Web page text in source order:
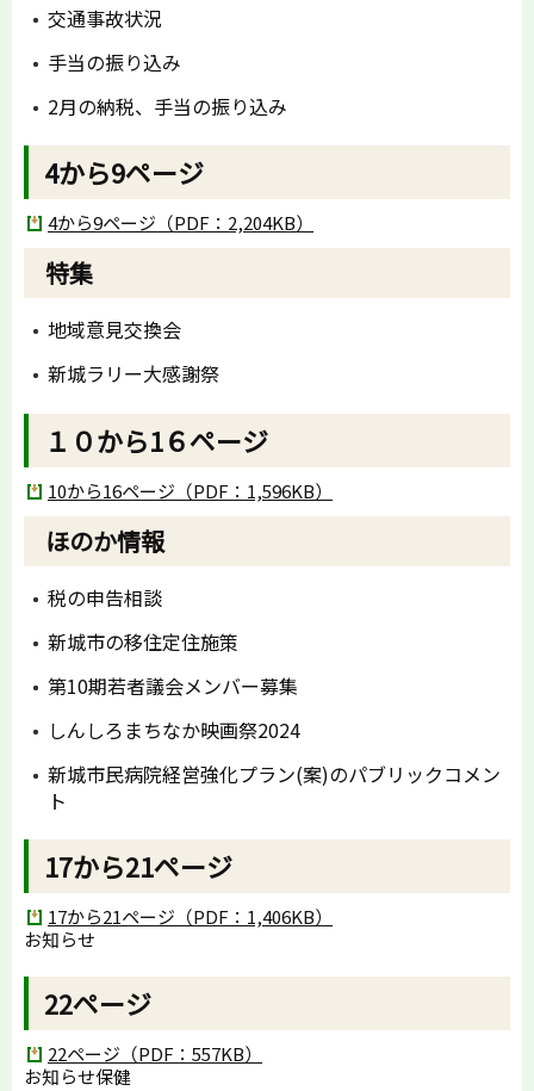
交通事故状況
手当の振り込み
2月の納税、手当の振り込み
4から9ページ
4から9ページ（PDF：2,204KB）
特集
地域意見交換会
新城ラリー大感謝祭
１０から1６ページ
10から16ページ（PDF：1,596KB）
ほのか情報
税の申告相談
新城市の移住定住施策
第10期若者議会メンバー募集
しんしろまちなか映画祭2024
新城市民病院経営強化プラン(案)のパブリックコメン
ト
17から21ページ
17から21ページ（PDF：1,406KB）
お知らせ
22ページ
22ページ（PDF：557KB）
お知らせ保健